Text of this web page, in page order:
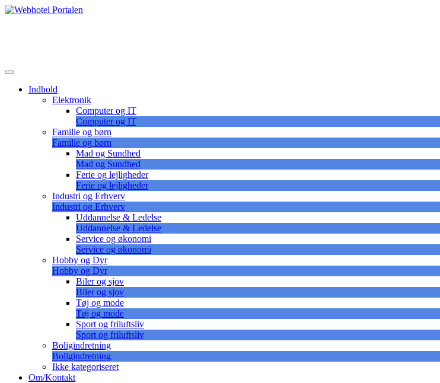
Skip
Indhold
Elektronik
Computer og IT
Computer og IT
Familie og børn
Familie og børn
Mad og Sundhed
Mad og Sundhed
Ferie og lejligheder
Ferie og lejligheder
Industri og Erhverv
Industri og Erhverv
Uddannelse & Ledelse
Uddannelse & Ledelse
Service og økonomi
Service og økonomi
Hobby og Dyr
Hobby og Dyr
Biler og sjov
Biler og sjov
Tøj og mode
Tøj og mode
Sport og friluftsliv
Sport og friluftsliv
Boligindretning
Boligindretning
Ikke kategoriseret
Om/Kontakt